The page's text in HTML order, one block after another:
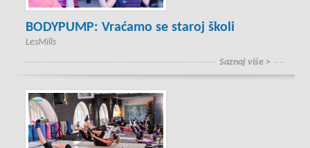
BODYPUMP: Vraćamo se staroj školi
LesMills
Saznaj više >